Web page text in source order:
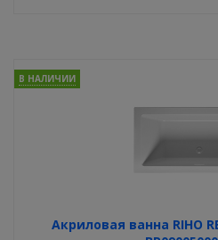
Акриловая ванна RIHO
В НАЛИЧИИ